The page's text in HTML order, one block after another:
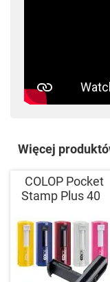
Więcej
COLOP Pocket
Stamp Plus 40